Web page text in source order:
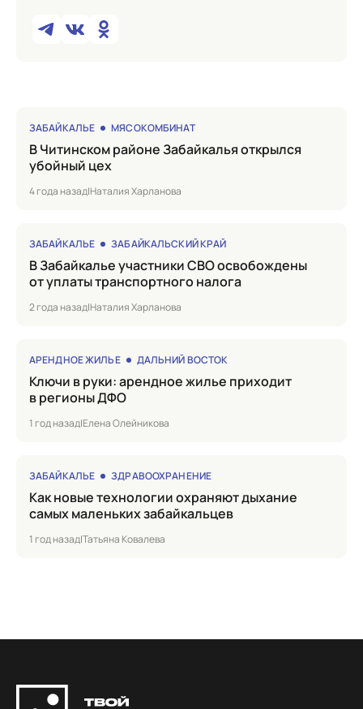
ЗАБАЙКАЛЬЕ МЯСОКОМБИНАТ
в Читинском районе Забайкалья открылся
убойный цех
4 года назад|Наталия Харланова
ЗАБАЙКАЛЬЕ ЗАБАЙКАЛЬСКИЙ КРАЙ
в Забайкалье участники СВО освобождены
от уплаты транспортного налога
2 года назад|Наталия Харланова
АРЕНДНОЕ ЖИЛЬЕ ДАЛЬНИЙ ВОСТОК
Ключи в руки: арендное жилье приходит
в регионы ДФО
1 год назад|Елена Олейникова
ЗАБАЙКАЛЬЕ ЗДРАВООХРАНЕНИЕ
Как новые технологии охраняют дыхание
самых маленьких забайкальцев
1 год назад|Татьяна Ковалева